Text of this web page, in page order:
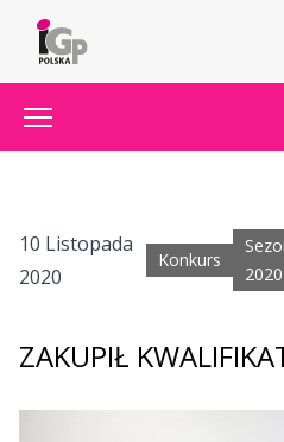
10 Listopada
2020
Konkurs
2020
ZAKUPIŁ